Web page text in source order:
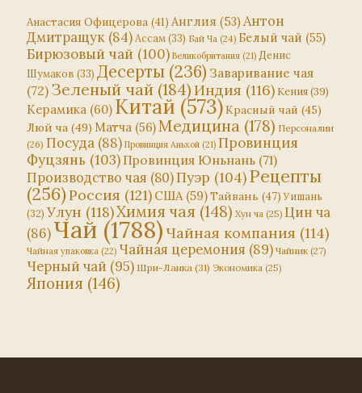
Анастасия Офицерова (41) Англия (53) Антон
Дмитращук (84) Ассам (33) Бай Ча (24) Белый чай (55)
Бирюзовый чай (100) Великобритания (21) Денис
Шумаков (33) Десерты (236) Заваривание чая
(72) Зеленый чай (184)Индия (116) Кения(39)
Керамика (60) Китай (573)Красный чай (45)
Люй ча (49) Матча (56) Медицина (178) Персоналии
(26) Посуда (88) Провинция Аньхой (21) Провинция
Фуцзянь (103) Провинция Юньнань (71)
Производство чая (80)Пуэр (104)Рецепты
(256)Россия (121) США(59)Тайвань (47) Уишань
(32) Улун (118)Химия чая (148) Хун ча (25) Цин ча
(86)Чай (1788)Чайная компания (114)
Чайная упаковка (22) Чайная церемония (89) Чайник (27)
Черный чай (95) Шри-Ланка (31) Экономика (25)
Япония (146)